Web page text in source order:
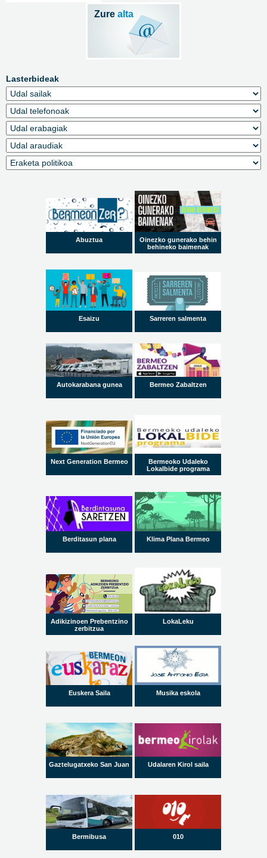
Lasterbideak
Abuztua
Oinezko gunerako behin
behineko baimenak
Esaizu Sarreren salmenta
Autokarabana gunea Bermeo Zabaltzen
Next Generation Bermeo
Bermeoko Udaleko
Lokalbide programa
Berditasun plana Klima Plana Bermeo
Adikizinoen Prebentzino
zerbitzua
LokaLeku
Euskera Saila Musika eskola
Gaztelugatxeko San Juan Udalaren Kirol saila
Bermibusa 010
Zure alta